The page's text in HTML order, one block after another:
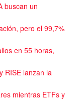
buscan un
pero el 99,7%
en 55 horas,
RISE lanzan la
mientras ETFs y